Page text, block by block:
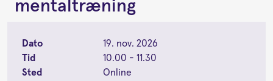
mentaltræning
Dato
19. nov. 2026
Tid
10.00 - 11.30
Sted
Online